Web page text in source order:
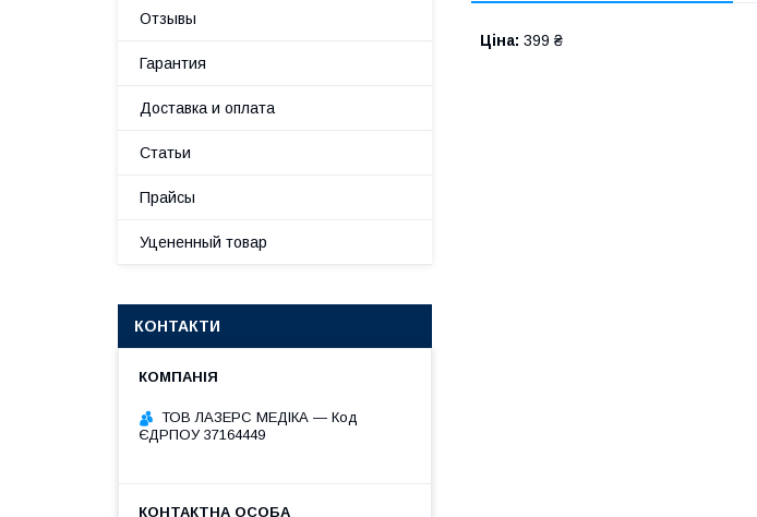
Ціна: 399 ₴
Отзывы
Гарантия
Доставка и оплата
Статьи
Прайсы
Уцененный товар
КОНТАКТИ
ТОВ ЛАЗЕРС МЕДІКА — Код
ЄДРПОУ 37164449